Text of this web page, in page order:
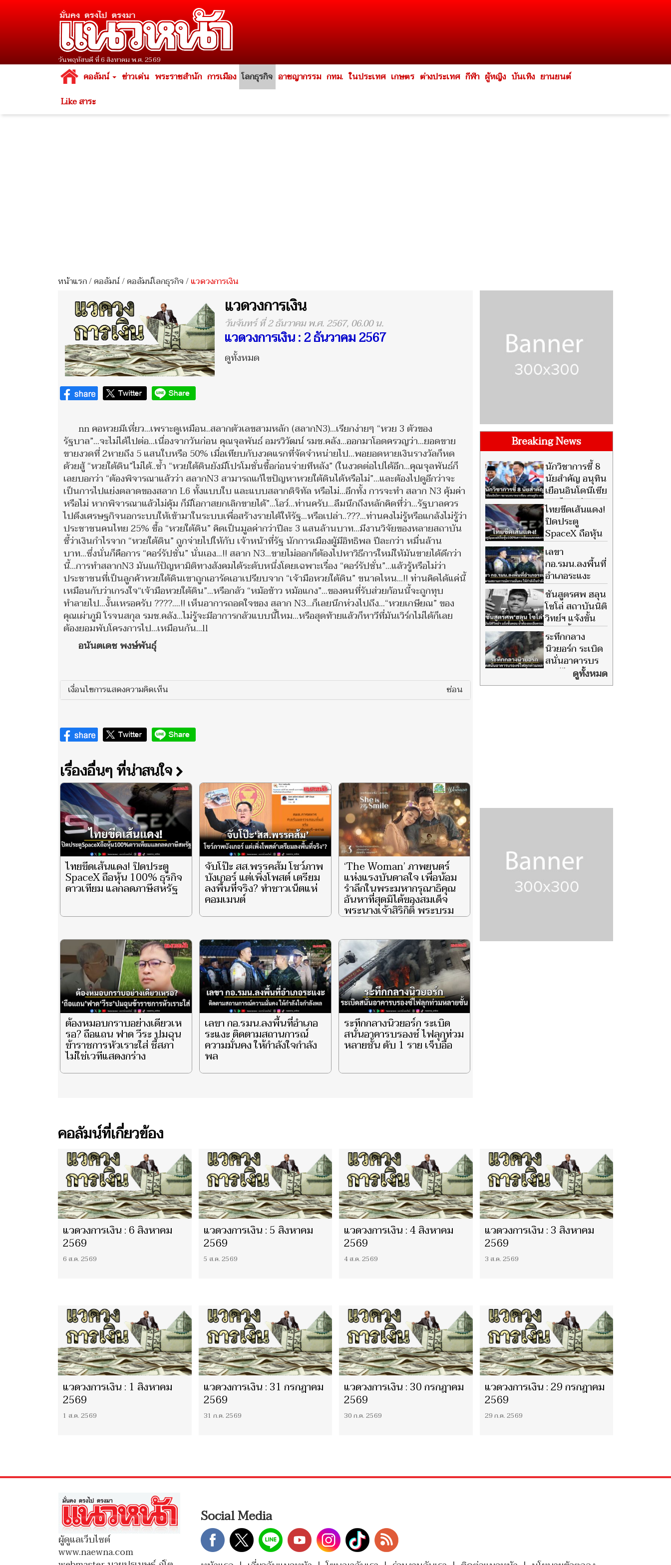
วันพฤหัสบดี ที่ 6 สิงหาคม พ.ศ. 2569
คอลัมน์ ข่าวเด่น พระราชสำนัก การเมือง โลกธุรกิจ อาชญากรรม กทม. ในประเทศ เกษตร ต่างประเทศ กีฬา ผู้หญิง บันเทิง ยานยนต์
Like สาระ
หน้าแรก/คอลัมน์/คอลัมน์โลกธุรกิจ/แวดวงการเงิน
แวดวงการเงิน
วันจันทร์ ที่ 2 ธันวาคม พ.ศ. 2567, 06.00 น.
แวดวงการเงิน : 2 ธันวาคม 2567
ดูทั้งหมด
nn คอหวยมีเหี่ยว...เพราะดูเหมือน..สลากตัวเลขสามหลัก (สลากN3)...เรียกง่ายๆ “หวย 3 ตัวของ
รัฐบาล”...จะไม่ได้ไปต่อ...เนื่องจากวันก่อน คุณจุลพันธ์ อมรวิวัฒน์ รมช.คลัง...ออกมาโอดครวญว่า...ยอดขาย
ขายงวดที่ 2หายถึง 5 แสนใบหรือ 50% เมื่อเทียบกับงวดแรกที่จัดจำหน่ายไป...พอยอดหายเงินรางวัลก็หด
ด้วยสู้ “หวยใต้ดิน”ไม่ได้..ซ้ำ “หวยใต้ดินยังมีโปรโมชั่นซื้อก่อนจ่ายทีหลัง” (ในงวดต่อไปได้อีก...คุณจุลพันธ์ก็
เลยบอกว่า “ต้องพิจารณาแล้วว่า สลากN3 สามารถแก้ไขปัญหาหวยใต้ดินได้หรือไม่”...และต้องไปดูอีกว่าจะ
เป็นการไปแย่งตลาดของสลาก L6 ทั้งแบบใบ และแบบสลากดิจิทัล หรือไม่...อีกทั้ง การจะทำ สลาก N3 คุ้มค่า
หรือไม่ หากพิจารณาแล้วไม่คุ้ม ก็มีโอกาสยกเลิกขายได้”...โอว์...ท่านครับ...ลืมนึกถึงหลักคิดที่ว่า...รัฐบาลควร
ไปดึงเศรษฐกิจนอกระบบให้เข้ามาในระบบเพื่อสร้างรายได้ให้รัฐ...หรือเปล่า..???...ท่านคงไม่รู้หรือแกล้งไม่รู้ว่า
ประชาชนคนไทย 25% ซื้อ “หวยใต้ดิน” คิดเป็นมูลค่ากว่าปีละ 3 แสนล้านบาท...มีงานวิจัยของหลายสถาบัน
ชี้ว่าเงินกำไรจาก “หวยใต้ดิน” ถูกจ่ายไปให้กับ เจ้าหน้าที่รัฐ นักการเมืองผู้มีอิทธิพล ปีละกว่า หมื่นล้าน
บาท...ซึ่งนั่นก็คือการ “คอร์รัปชั่น” นั่นเอง...!! สลาก N3...ขายไม่ออกก็ต้องไปหาวิธีการใหม่ให้มันขายได้ดีกว่า
นี้...การทำสลากN3 มันแก้ปัญหามิติทางสังคมได้ระดับหนึ่งโดยเฉพาะเรื่อง “คอร์รัปชั่น”...แล้วรู้หรือไม่ว่า
ประชาชนที่เป็นลูกค้าหวยใต้ดินเขาถูกเอารัดเอาเปรียบจาก “เจ้ามือหวยใต้ดิน” ขนาดไหน...!! ท่านคิดได้แค่นี้
เหมือนกับว่าเกรงใจ“เจ้ามือหวยใต้ดิน”...หรือกลัว “หม้อข้าว หม้อแกง”...ของคนที่รับส่วยก้อนนี้จะถูกทุบ
ทำลายไป...งั้นเหรอครับ ????....!! เห็นอาการถอดใจของ สลาก N3...ก็เลยนึกห่วงไปถึง...“หวยเกษียณ” ของ
คุณเผ่าภูมิ โรจนสกุล รมช.คลัง...ไม่รู้จะมีอาการกลัวแบบนี้ไหม...หรือสุดท้ายแล้วก็หาวีที่มันเวิร์กไม่ได้ก็เลย
ต้องยอมพับโครงการไป...เหมือนกัน...ll
อนันตเดช พงษ์พันธ์ุ
เงื่อนไขการแสดงความคิดเห็น ซ่อน
เรื่องอื่นๆ ที่น่าสนใจ
ไทยขีดเส้นแดง! ปิดประตู
SpaceX ถือหุ้น 100% ธุรกิจ
ดาวเทียม แลกลดภาษีสหรัฐ
จับโป๊ะ สส.พรรคส้ม โชว์ภาพ
บังเกอร์ แต่เพิ่งโพสต์ เตรียม
ลงพื้นที่จริง? ทำชาวเน็ตแห่
คอมเมนต์
‘The Woman’ ภาพยนตร์
แห่งแรงบันดาลใจ เพื่อน้อม
รำลึกในพระมหากรุณาธิคุณ
อันหาที่สุดมิได้ของสมเด็จ
พระนางเจ้าสิริกิติ์ พระบรม
ราชินีนาถ พระบรมราชชนนี
และ ‘รอยยิ้มแห่งแผ่นดิน’ จุด
ประกายความสว่างไสวแก่
ชีวิตพสกนิกรไทยชั่วนิรันดร์
ตอน ‘She is My Smile’ EP.3
ต้องหมอบกราบอย่างเดียวเห
รอ? ถือแถน ฟาด วีระ ปมฉุน
ข้าราชการหัวเราะใส่ ชี้สภา
ไม่ใช่เวทีแสดงกร่าง
เลขา กอ.รมน.ลงพื้นที่อำเภอ
ระแงะ ติดตามสถานการณ์
ความมั่นคง ให้กำลังใจกำลัง
พล
ระทึกกลางนิวยอร์ก ระเบิด
สนั่นอาคารบรองซ์ ไฟลุกท่วม
หลายชั้น ดับ 1 ราย เจ็บอื้อ
Breaking News
นักวิชาการชี้ 8
นัยสำคัญ อนุทิน
เยือนอินโดนีเซีย
มองไทยเร่งยก
ระดับหุ้นส่วนยุทธศาสตร์ ขยาย
บทบาทอาเซียน-เศรษฐกิจ-
ความมั่นคง
ไทยขีดเส้นแดง!
ปิดประตู
SpaceX ถือหุ้น
100% ธุรกิจ
ดาวเทียม แลกลดภาษีสหรัฐ
เลขา
กอ.รมน.ลงพื้นที่
อำเภอระแงะ
ติดตาม
สถานการณ์ความมั่นคง ให้กำลัง
ใจกำลังพล
ชันสูตรศพ ฮลุน
โซโล่ สถาบันนิติ
วิทย์ฯ แจ้งขั้น
ตอน ย้ำต้อง
ละเอียดรอบคอบ จ่อยืนยันผล
หลังรอข้อมูลจากจอร์เจีย
ระทึกกลาง
นิวยอร์ก ระเบิด
สนั่นอาคารบร
องซ์ ไฟลุกท่วม
หลายชั้น ดับ 1 ราย เจ็บอื้อ
ดูทั้งหมด
คอลัมน์ที่เกี่ยวข้อง
แวดวงการเงิน : 6 สิงหาคม
2569
6 ส.ค. 2569
แวดวงการเงิน : 5 สิงหาคม
2569
5 ส.ค. 2569
แวดวงการเงิน : 4 สิงหาคม
2569
4 ส.ค. 2569
แวดวงการเงิน : 3 สิงหาคม
2569
3 ส.ค. 2569
แวดวงการเงิน : 1 สิงหาคม
2569
1 ส.ค. 2569
แวดวงการเงิน : 31 กรกฎาคม
2569
31 ก.ค. 2569
แวดวงการเงิน : 30 กรกฎาคม
2569
30 ก.ค. 2569
แวดวงการเงิน : 29 กรกฎาคม
2569
29 ก.ค. 2569
ผู้ดูแลเว็บไซต์
www.naewna.com
Social Media